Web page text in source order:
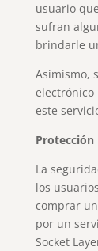
usuario
sufran
brindarle
Asimismo,
electrónico
este
Protección
La
los
comprar
por un
Socket